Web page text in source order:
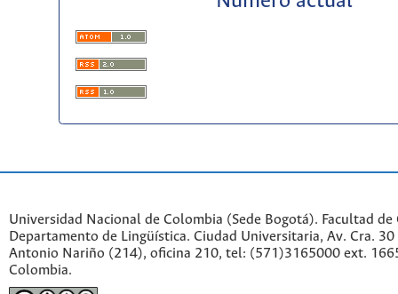
Universidad Nacional de Colombia (Sede Bogotá). Facultad de
Departamento de Lingüística. Ciudad Universitaria, Av. Cra.
Antonio Nariño (214), oficina 210, tel: (571)3165000 ext.
Colombia.